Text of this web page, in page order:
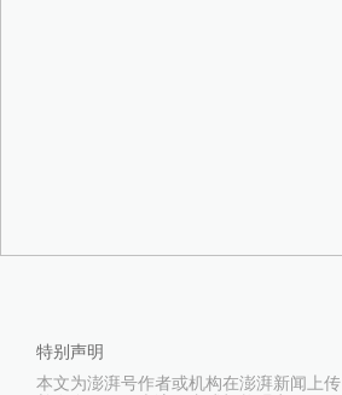
特别声明
本文为澎湃号作者或机构在澎湃新闻上传